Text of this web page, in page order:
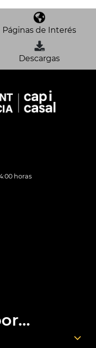
Páginas de Interés
Descargas
horas